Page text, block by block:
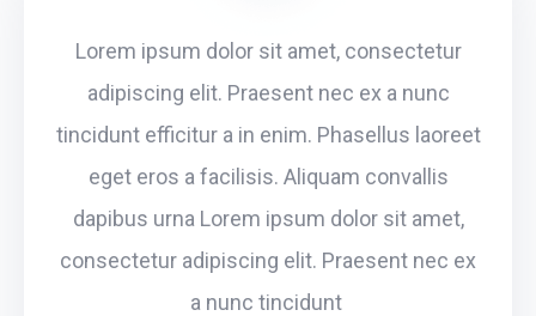
Lorem ipsum dolor sit amet, consectetur
adipiscing elit. Praesent nec ex a nunc
tincidunt efficitur a in enim. Phasellus laoreet
eget eros a facilisis. Aliquam convallis
dapibus urna Lorem ipsum dolor sit amet,
consectetur adipiscing elit. Praesent nec ex
a nunc tincidunt